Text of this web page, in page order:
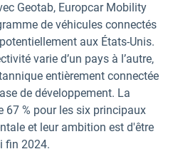
Geotab, Europcar Mobility
de véhicules connectés
aux États-Unis.
varie d’un pays à l’autre,
entièrement connectée
de développement. La
67 % pour les six principaux
et leur ambition est d'être
fin 2024.